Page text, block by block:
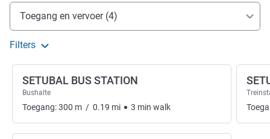
Toegang en transport
Toegang en vervoer (4)
Filters
SETUBAL BUS STATION
Bushalte
Toegang:300 m / 0.19 mi 3 min walk